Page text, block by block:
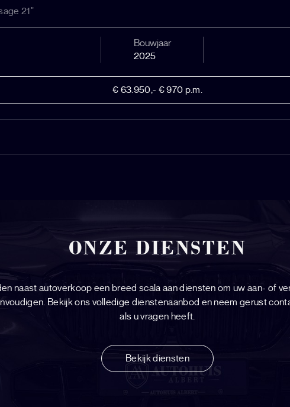
21"
Bouwjaar
2025
€ 63.950,- € 970 p.m.
ONZE DIENSTEN
naast autoverkoop een breed scala aan diensten om uw aan- of
Bekijk ons volledige dienstenaanbod en neem gerust
als u vragen heeft.
Bekijk diensten